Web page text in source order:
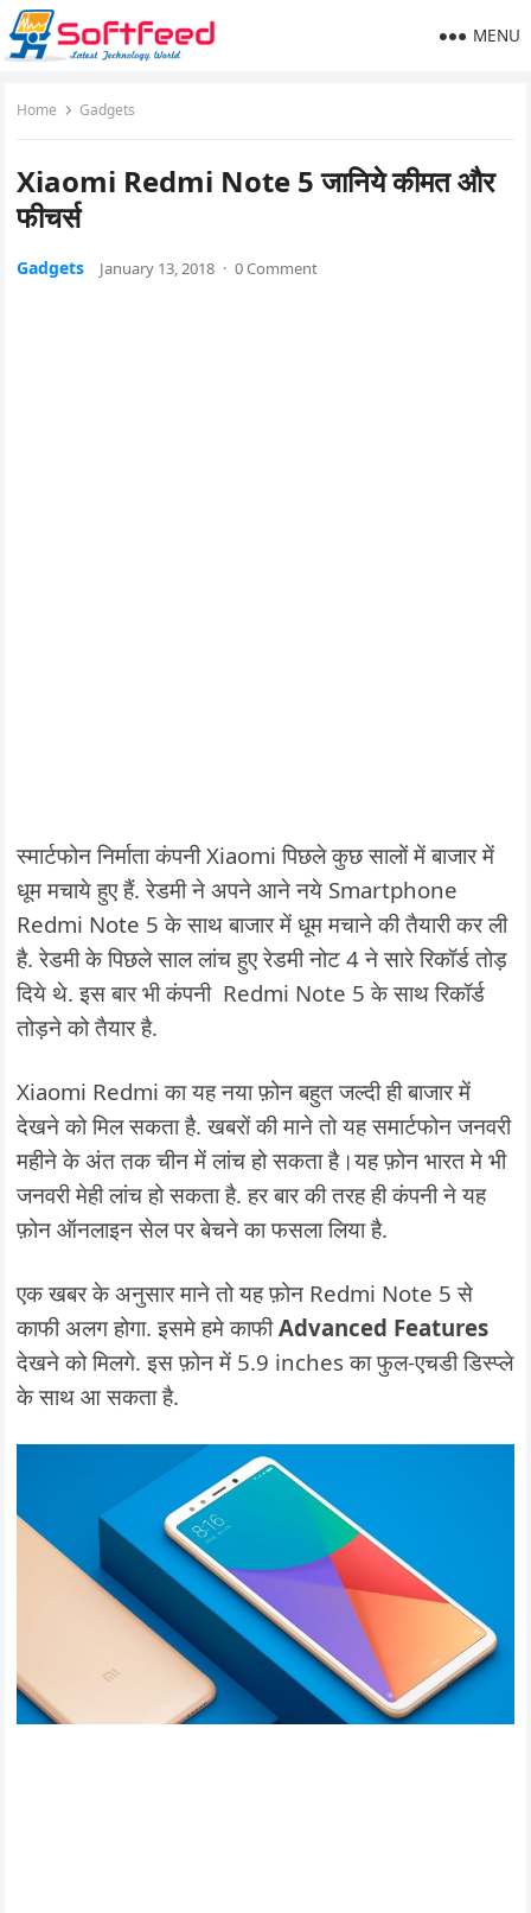
MENU
Home Gadgets
Xiaomi Redmi Note 5 जानिये कीमत और
फीचर्स
Gadgets January 13, 2018 · 0 Comment
स्मार्टफोन निर्माता कंपनी Xiaomi पिछले कुछ सालों में बाजार में
धूम मचाये हुए हैं. रेडमी ने अपने आने नये Smartphone
Redmi Note 5 के साथ बाजार में धूम मचाने की तैयारी कर ली
है. रेडमी के पिछले साल लांच हुए रेडमी नोट 4 ने सारे रिकॉर्ड तोड़
दिये थे. इस बार भी कंपनी Redmi Note 5 के साथ रिकॉर्ड
तोड़ने को तैयार है.
Xiaomi Redmi का यह नया फ़ोन बहुत जल्दी ही बाजार में
देखने को मिल सकता है. खबरों की माने तो यह समार्टफोन जनवरी
महीने के अंत तक चीन में लांच हो सकता है।यह फ़ोन भारत मे भी
जनवरी मेही लांच हो सकता है. हर बार की तरह ही कंपनी ने यह
फ़ोन ऑनलाइन सेल पर बेचने का फसला लिया है.
एक खबर के अनुसार माने तो यह फ़ोन Redmi Note 5 से
काफी अलग होगा. इसमे हमे काफीAdvanced Features
देखने को मिलगे. इस फ़ोन में 5.9 inches का फुल-एचडी डिस्प्ले
के साथ आ सकता है.